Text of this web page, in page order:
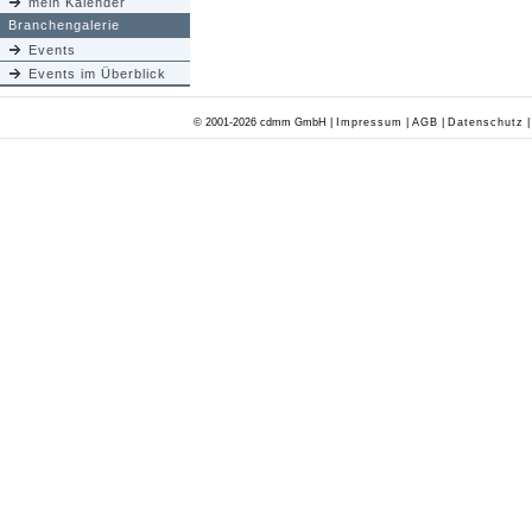
Branchengalerie
Events
Events im Überblick
© 2001-2026 cdmm GmbH | Impressum AGB Datenschutz